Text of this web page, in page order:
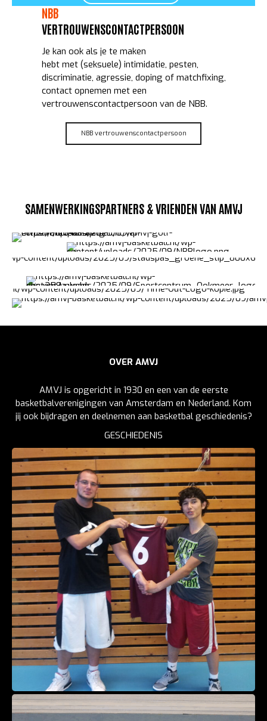
NBB
VERTROUWENSCONTACTPERSOON
Je kan ook als je te maken
hebt met (seksuele) intimidatie, pesten,
discriminatie, agressie, doping of matchfixing,
contact opnemen met een
vertrouwenscontactpersoon van de NBB.
NBB vertrouwenscontactpersoon
SAMENWERKINGSPARTNERS & VRIENDEN VAN AMVJ
OVER AMVJ
AMVJ is opgericht in 1930 en een van de eerste
basketbalverenigingen van Amsterdam en Nederland. Kom
jij ook bijdragen en deelnemen aan basketbal geschiedenis?
GESCHIEDENIS